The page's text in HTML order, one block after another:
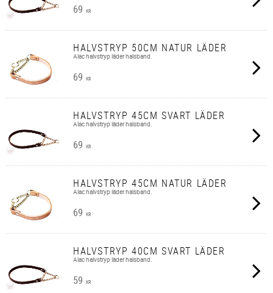
69 KR
HALVSTRYP 50CM NATUR LÄDER
Alac halvstryp läder halsband.
69 KR
HALVSTRYP 45CM SVART LÄDER
Alac halvstryp läder halsband.
69 KR
HALVSTRYP 45CM NATUR LÄDER
Alac halvstryp läder halsband.
69 KR
HALVSTRYP 40CM SVART LÄDER
Alac halvstryp läder halsband.
59 KR